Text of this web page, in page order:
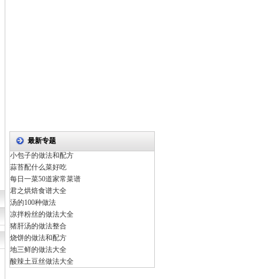
最新专题
小包子的做法和配方
蒜苔配什么菜好吃
每日一菜50道家常菜谱
君之烘焙食谱大全
汤的100种做法
凉拌粉丝的做法大全
猪肝汤的做法整合
烧饼的做法和配方
地三鲜的做法大全
酸辣土豆丝做法大全